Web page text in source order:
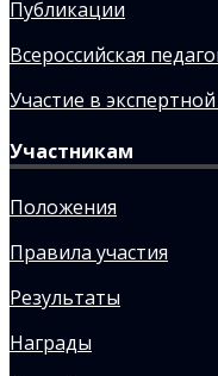
Публикации
Всероссийская
Участие в
Участникам
Положения
Правила участия
Результаты
Награды